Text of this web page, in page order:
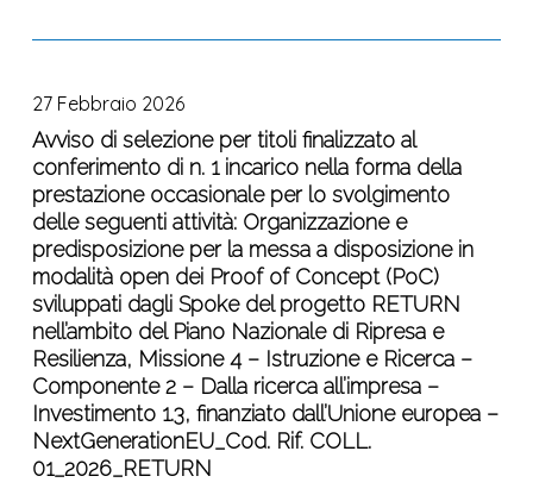
per
svolgimento
delle
seguenti
attività:
Organizzazione
e
messa
a
disposizione
open
dei
prodotti
derivanti
dall’attività
selezione
per
titoli
finalizzato
al
conferimento
di
n.
1
incarico
nella
forma
della
prestazione
27 Febbraio 2026
Avviso di selezione per titoli finalizzato al
conferimento di n. 1 incarico nella forma della
prestazione occasionale per lo svolgimento
delle seguenti attività: Organizzazione e
predisposizione per la messa a disposizione in
modalità open dei Proof of Concept (PoC)
sviluppati dagli Spoke del progetto RETURN
nell’ambito del Piano Nazionale di Ripresa e
Resilienza, Missione 4 – Istruzione e Ricerca –
Componente 2 – Dalla ricerca all’impresa –
Investimento 1.3, finanziato dall’Unione europea –
NextGenerationEU_Cod. Rif. COLL.
01_2026_RETURN